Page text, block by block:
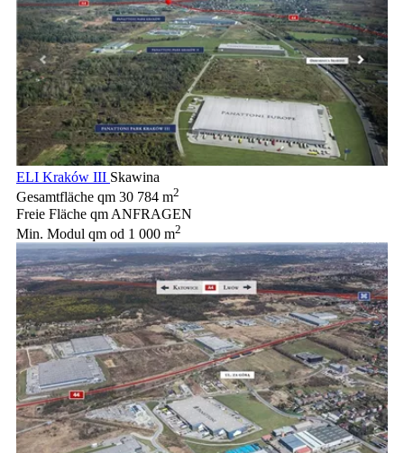
ELI Kraków III Skawina
Gesamtfläche qm 30 784 m2
Freie Fläche qm ANFRAGEN
Min. Modul qm od 1 000 m2